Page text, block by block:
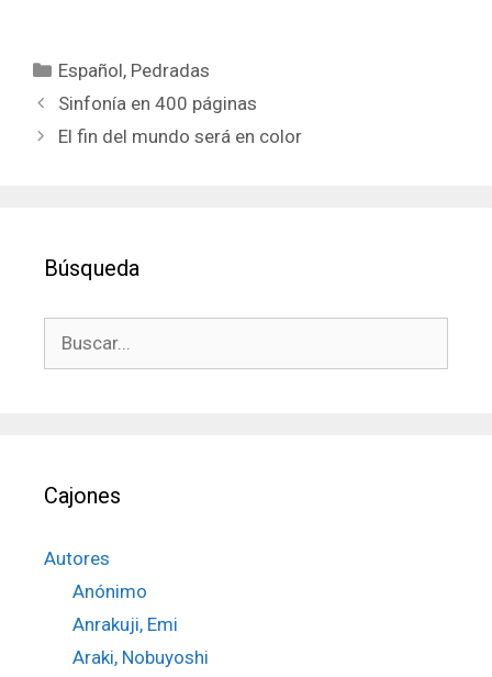
Categorías
Español, Pedradas
Sinfonía en 400 páginas
El fin del mundo será en color
Búsqueda
Cajones
Autores
Anónimo
Anrakuji, Emi
Araki, Nobuyoshi